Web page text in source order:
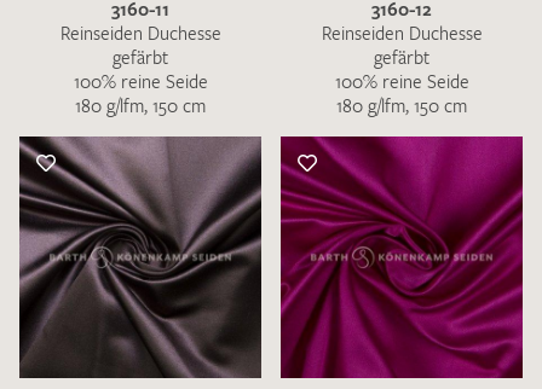
3160-11
Reinseiden Duchesse
gefärbt
100% reine Seide
180 g/lfm, 150 cm
3160-12
Reinseiden Duchesse
gefärbt
100% reine Seide
180 g/lfm, 150 cm